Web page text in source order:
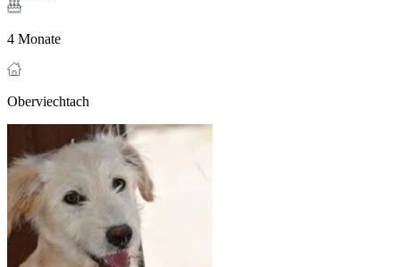
4 Monate
Oberviechtach